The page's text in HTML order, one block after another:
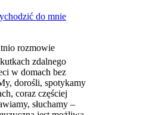
rozmowie
zdalnego
w domach bez
dorośli, spotykamy
coraz częściej
słuchamy ‒